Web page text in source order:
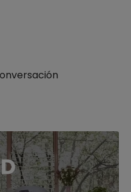
vital
material. HIIT con